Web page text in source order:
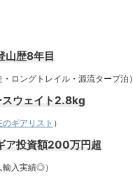
山歴8年目
ングトレイル・源流タープ泊）
スウェイト2.8kg
のギアリスト ）
ア投資額200万円超
入実績◎）